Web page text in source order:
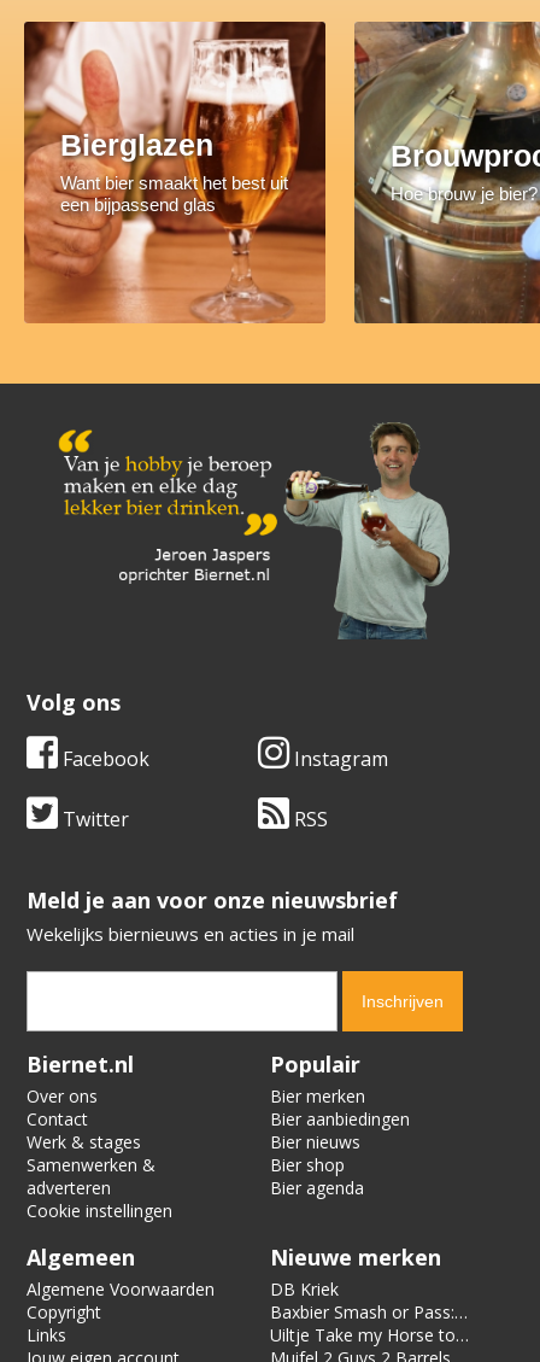
Bierglazen
Want bier smaakt het best uit
een bijpassend glas
Hoe brouw je bier?
Volg ons
Facebook Instagram
Twitter RSS
​​​​​​​Meld je aan voor onze nieuwsbrief
Wekelijks biernieuws en acties in je mail
Verification code:
Biernet.nl
Over ons
Contact
Werk & stages
Samenwerken &
adverteren
Cookie instellingen
Populair
Bier merken
Bier aanbiedingen
Bier nieuws
Bier shop
Bier agenda
Algemeen
Algemene Voorwaarden
Copyright
Links
Nieuwe merken
DB Kriek
Baxbier Smash or Pass:
Strata
Uiltje Take my Horse to